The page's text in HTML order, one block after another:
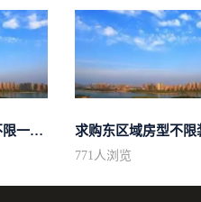
求购市中心区房型不限一室一厅一卫简...
771人浏览